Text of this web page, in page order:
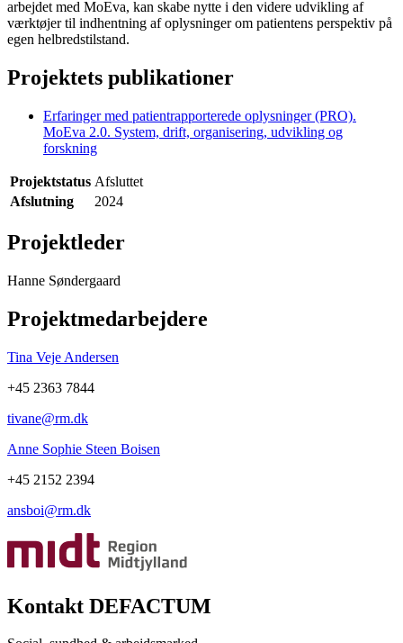
arbejdet med MoEva, kan skabe nytte i den videre udvikling af
værktøjer til indhentning af oplysninger om patientens perspektiv på
egen helbredstilstand.
Projektets publikationer
Erfaringer med patientrapporterede oplysninger (PRO).
MoEva 2.0. System, drift, organisering, udvikling og
forskning
Projektstatus Afsluttet
Afslutning
2024
Projektleder
Hanne Søndergaard
Projektmedarbejdere
Tina Veje Andersen
+45 2363 7844
tivane@rm.dk
Anne Sophie Steen Boisen
+45 2152 2394
ansboi@rm.dk
Kontakt DEFACTUM